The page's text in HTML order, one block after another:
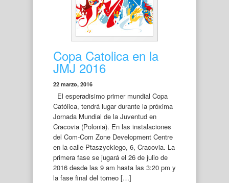
Copa Catolica en la
JMJ 2016
22 marzo, 2016
El esperadisimo primer mundial Copa
Católica, tendrá lugar durante la próxima
Jornada Mundial de la Juventud en
Cracovia (Polonia). En las instalaciones
del Com-Com Zone Development Centre
en la calle Ptaszyckiego, 6, Cracovia. La
primera fase se jugará el 26 de julio de
2016 desde las 9 am hasta las 3:20 pm y
la fase final del torneo […]